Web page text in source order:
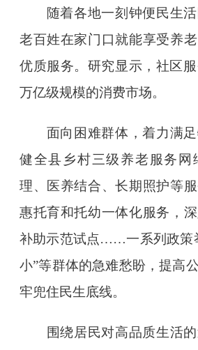
随着各地一刻钟便民生活
老百姓在家门口就能享受养
优质服务。研究显示，社区
万亿级规模的消费市场。
面向困难群体，着力满足
健全县乡村三级养老服务网
理、医养结合、长期照护等
惠托育和托幼一体化服务，
补助示范试点……一系列政策
小”等群体的急难愁盼，提高
牢兜住民生底线。
围绕居民对高品质生活的